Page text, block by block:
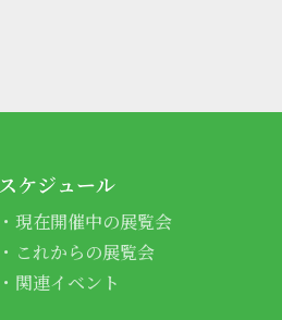
スケジュール
現在開催中の展覧会
これからの展覧会
関連イベント